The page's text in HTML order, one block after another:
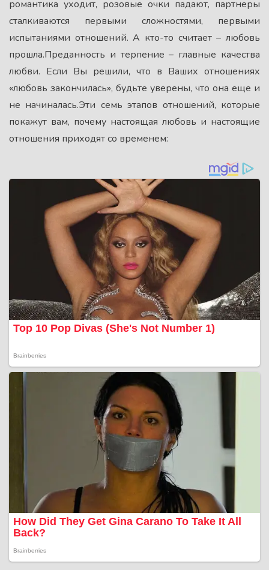
романтика уходит, розовые очки падают, партнеры
сталкиваются первыми сложностями, первыми
испытаниями отношений. А кто-то считает – любовь
прошла.Преданность и терпение – главные качества
любви. Если Вы решили, что в Ваших отношениях
«любовь закончилась», будьте уверены, что она еще и
не начиналась.Эти семь этапов отношений, которые
покажут вам, почему настоящая любовь и настоящие
отношения приходят со временем: